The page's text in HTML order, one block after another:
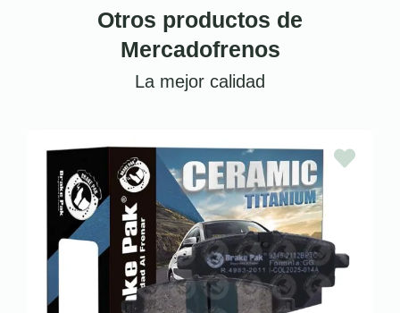
Otros productos de
Mercadofrenos
La mejor calidad